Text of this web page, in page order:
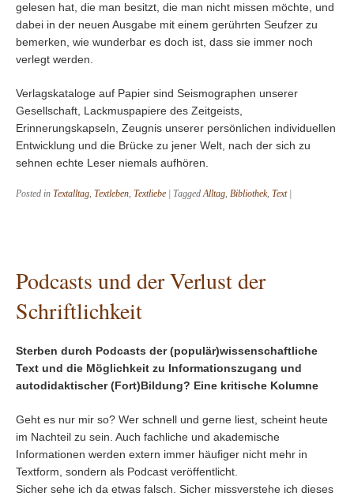
gelesen hat, die man besitzt, die man nicht missen möchte, und
dabei in der neuen Ausgabe mit einem gerührten Seufzer zu
bemerken, wie wunderbar es doch ist, dass sie immer noch
verlegt werden.
Verlagskataloge auf Papier sind Seismographen unserer
Gesellschaft, Lackmuspapiere des Zeitgeists,
Erinnerungskapseln, Zeugnis unserer persönlichen individuellen
Entwicklung und die Brücke zu jener Welt, nach der sich zu
sehnen echte Leser niemals aufhören.
Posted in Textalltag, Textleben, Textliebe TaggedAlltag, Bibliothek, Text
Podcasts und der Verlust der
Schriftlichkeit
Sterben durch Podcasts der (populär)wissenschaftliche
Text und die Möglichkeit zu Informationszugang und
autodidaktischer (Fort)Bildung? Eine kritische Kolumne
Geht es nur mir so? Wer schnell und gerne liest, scheint heute
im Nachteil zu sein. Auch fachliche und akademische
Informationen werden extern immer häufiger nicht mehr in
Textform, sondern als Podcast veröffentlicht.
Sicher sehe ich da etwas falsch. Sicher missverstehe ich dieses